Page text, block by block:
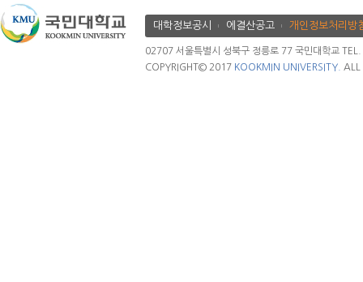
대학정보공시 에결산공고 개인정보처리방
02707 서울특별시 성북구 정릉로 77 국민대학교
COPYRIGHT© 2017 KOOKMIN UNIVERSITY. ALL